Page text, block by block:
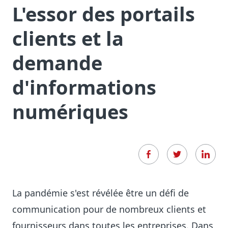
L'essor des portails
clients et la
demande
d'informations
numériques
La pandémie s'est révélée être un défi de
communication pour de nombreux clients et
fournisseurs dans toutes les entreprises. Dans